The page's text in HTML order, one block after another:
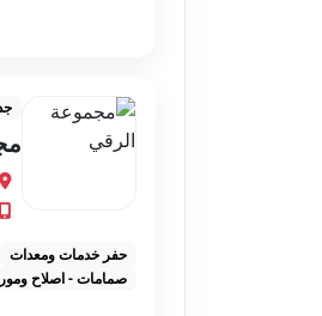
حفر خدمات ومعدات
صمامات - اصلاح